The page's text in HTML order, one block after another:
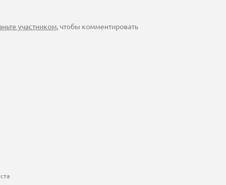
участником, чтобы комментировать